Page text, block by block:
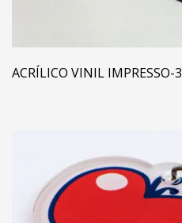
ACRÍLICO VINIL IMPRESSO-3